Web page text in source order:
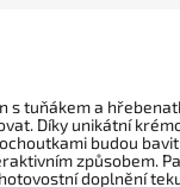
s tuňákem a
Díky unikátní
budou bavit
způsobem.
doplnění